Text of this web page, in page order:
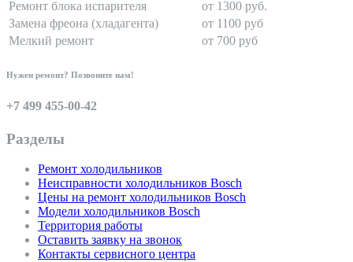
Ремонт блока испарителя
от 1300 руб.
Замена фреона (хладагента)
от 1100 руб
Мелкий ремонт
от 700 руб
Нужен ремонт? Позвоните нам!
+7 499 455-00-42
Разделы
Ремонт холодильников
Неисправности холодильников Bosch
Цены на ремонт холодильников Bosch
Модели холодильников Bosch
Территория работы
Оставить заявку на звонок
Контакты сервисного центра